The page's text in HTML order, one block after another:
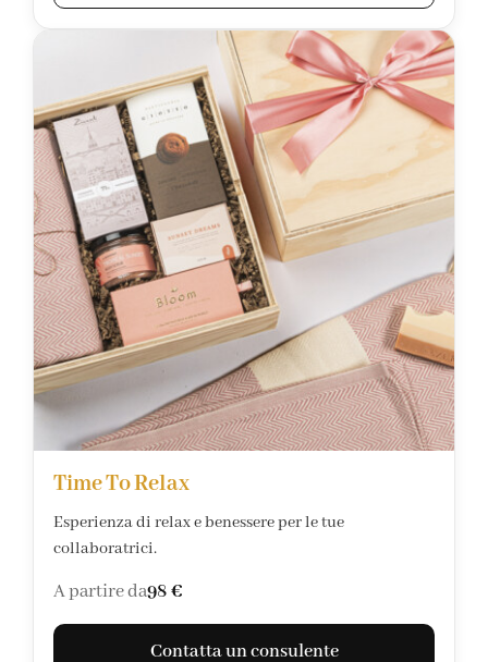
Time To Relax
Esperienza di relax e benessere per le tue
collaboratrici.
A partire da98 €
Contatta un consulente